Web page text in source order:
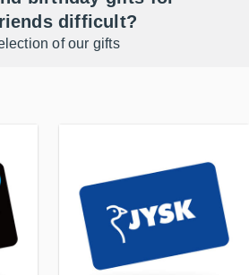
difficult?
of our gifts